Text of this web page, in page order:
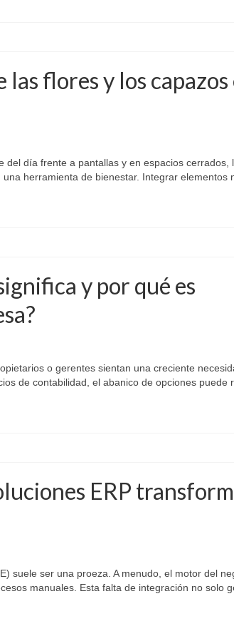
flores y los capazos
día frente a pantallas y en espacios cerrados,
herramienta de bienestar. Integrar elementos
y por qué es
o gerentes sientan una creciente
de contabilidad, el abanico de opciones puede
ERP
suele ser una proeza. A menudo, el motor del
manuales. Esta falta de integración no solo